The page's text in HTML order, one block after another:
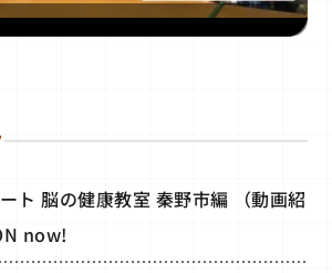
ト 脳の健康教室 秦野市編 （動画紹
now!